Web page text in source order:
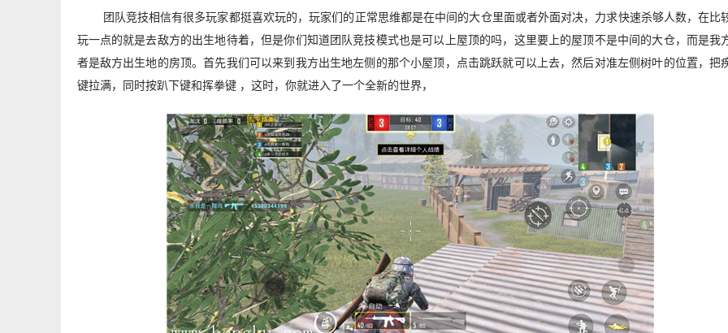
团队竞技相信有很多玩家都挺喜欢玩的，玩家们的正常思维都是在中间的大仓里面或者外面对决，力求快速杀够人数，在比
玩一点的就是去敌方的出生地待着，但是你们知道团队竞技模式也是可以上屋顶的吗，这里要上的屋顶不是中间的大仓，而是我
者是敌方出生地的房顶。首先我们可以来到我方出生地左侧的那个小屋顶，点击跳跃就可以上去，然后对准左侧树叶的位置，把
键拉满，同时按趴下键和挥拳键 ，这时，你就进入了一个全新的世界，